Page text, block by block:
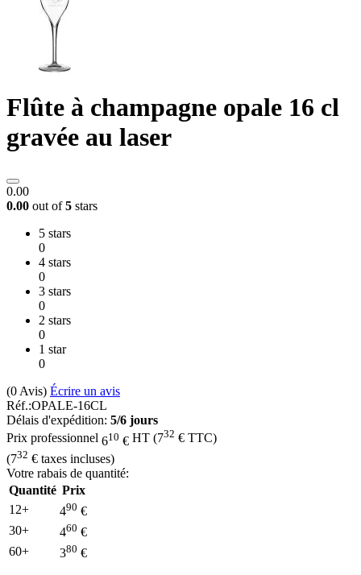
Flûte à champagne opale 16 cl
gravée au laser
0.00
0.00 out of5 stars
5 stars
0
4 stars
0
3 stars
0
2 stars
0
1 star
0
(0 Avis) Écrire un avis
Réf.:OPALE-16CL
Délais d'expédition: 5/6 jours
Prix professionnel 610 € HT (732 € TTC)
(732 € taxes incluses)
Votre rabais de quantité:
Quantité Prix
12+
490 €
30+
460 €
60+
380 €